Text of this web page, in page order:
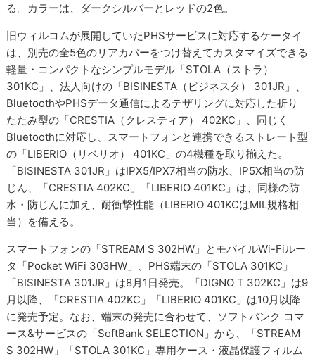
る。カラーは、ダークシルバーとレッドの2色。
旧ウィルコムが展開していたPHSサービスに対応するケータイ
は、別売の全5色のリアカバーをつけ替えてカスタマイズできる
軽量・コンパクトなシンプルモデル「STOLA（ストラ）
301KC」、法人向けの「BISINESTA（ビジネスタ） 301JR」、
BluetoothやPHSデータ通信によるテザリングに対応した折り
たたみ型の「CRESTIA（クレスティア） 402KC」、同じく
Bluetoothに対応し、スマートフォンと連携できるストレート型
の「LIBERIO（リベリオ） 401KC」の4機種を取り揃えた。
「BISINESTA 301JR」はIPX5/IPX7相当の防水、IP5X相当の防
じん、「CRESTIA 402KC」「LIBERIO 401KC」は、同様の防
水・防じんに加え、耐衝撃性能（LIBERIO 401KCはMIL規格相
当）を備える。
スマートフォンの「STREAM S 302HW」とモバイルWi-Fiルー
タ「Pocket WiFi 303HW」、PHS端末の「STOLA 301KC」
「BISINESTA 301JR」は8月1日発売。「DIGNO T 302KC」は9
月以降、「CRESTIA 402KC」「LIBERIO 401KC」は10月以降
に発売予定。なお、端末の発売に合わせて、ソフトバンク コマ
ース&サービスの「SoftBank SELECTION」から、「STREAM
S 302HW」「STOLA 301KC」専用ケース・液晶保護フィルム